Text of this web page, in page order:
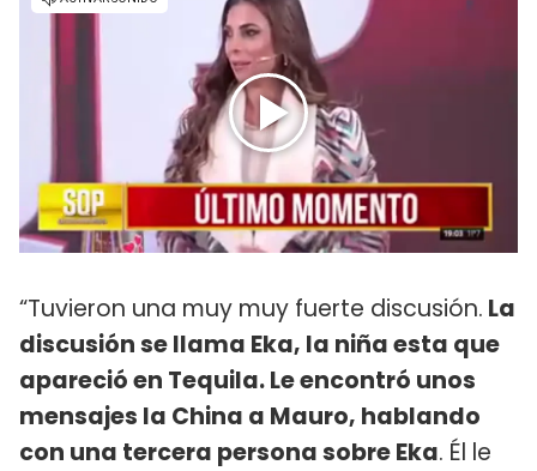
“Tuvieron una muy muy fuerte discusión. La
discusión se llama Eka, la niña esta que
apareció en Tequila. Le encontró unos
mensajes la China a Mauro, hablando
con una tercera persona sobre Eka. Él le